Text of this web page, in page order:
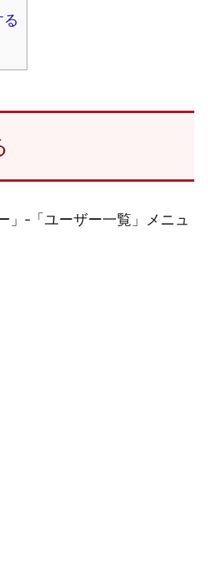
」‐「ユーザー一覧」メニュ